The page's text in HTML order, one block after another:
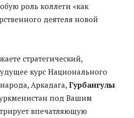
роль коллеги «как
деятеля новой
стратегический,
курс Национального
Аркадага, Гурбангулы
под Вашим
впечатляющую